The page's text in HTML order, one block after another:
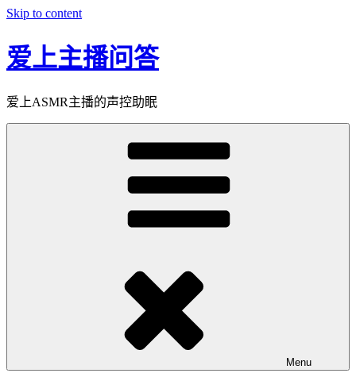
Skip to content
爱上主播问答
爱上ASMR主播的声控助眠
Menu